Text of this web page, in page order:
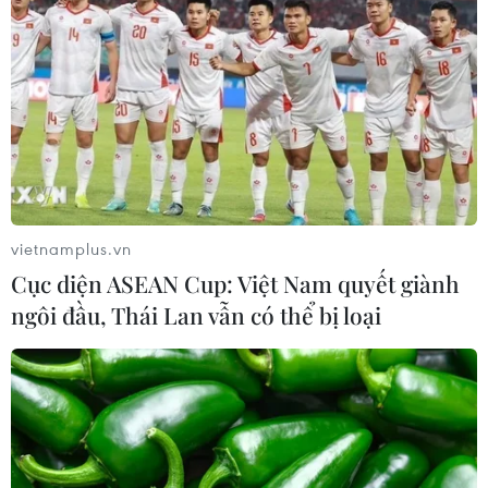
Bản quyền âm nhạc ở quán càphê,
nhà hàng: Xây dựng văn hóa tôn
trọng sáng tạo
04/07/2026 01:00
Taylor Swift quyên góp 26 triệu USD
Đêm nhạc giao hưởng 'Crescendo'
quy tụ đông đảo nghệ sỹ Việt Nam và
quốc tế
02/07/2026 08:22
vietnamplus.vn
Cục diện ASEAN Cup: Việt Nam quyết giành
ngôi đầu, Thái Lan vẫn có thể bị loại